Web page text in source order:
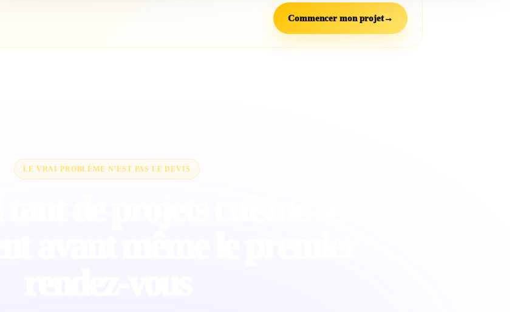
Commencer mon projet→
LE VRAI PROBLÈME N’EST PAS LE DEVIS